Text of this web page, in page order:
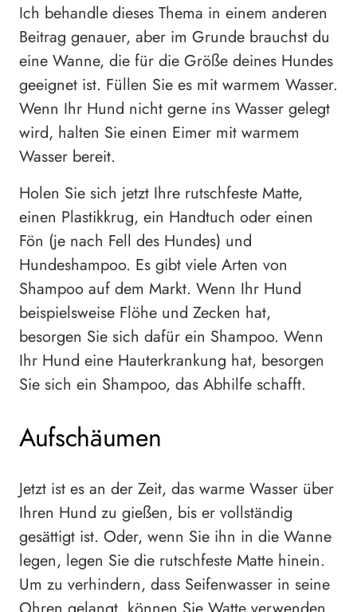
Ich behandle dieses Thema in einem anderen
Beitrag genauer, aber im Grunde brauchst du
eine Wanne, die für die Größe deines Hundes
geeignet ist. Füllen Sie es mit warmem Wasser.
Wenn Ihr Hund nicht gerne ins Wasser gelegt
wird, halten Sie einen Eimer mit warmem
Wasser bereit.
Holen Sie sich jetzt Ihre rutschfeste Matte,
einen Plastikkrug, ein Handtuch oder einen
Fön (je nach Fell des Hundes) und
Hundeshampoo. Es gibt viele Arten von
Shampoo auf dem Markt. Wenn Ihr Hund
beispielsweise Flöhe und Zecken hat,
besorgen Sie sich dafür ein Shampoo. Wenn
Ihr Hund eine Hauterkrankung hat, besorgen
Sie sich ein Shampoo, das Abhilfe schafft.
Aufschäumen
Jetzt ist es an der Zeit, das warme Wasser über
Ihren Hund zu gießen, bis er vollständig
gesättigt ist. Oder, wenn Sie ihn in die Wanne
legen, legen Sie die rutschfeste Matte hinein.
Um zu verhindern, dass Seifenwasser in seine